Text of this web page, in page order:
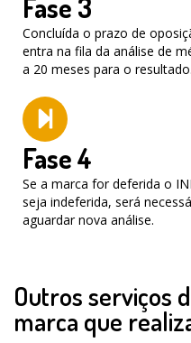
Fase 3
Concluída o prazo de
entra na fila da análise de
a 20 meses para o resultado.
Fase 4
Se a marca for deferida o
seja indeferida, será
aguardar nova análise.
Outros serviços
marca que